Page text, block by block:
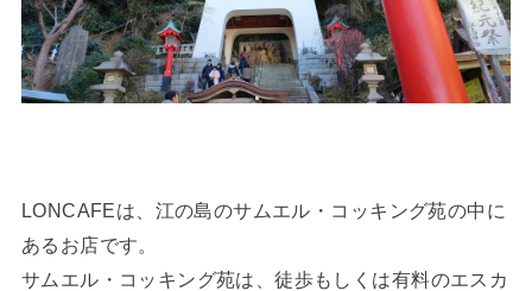
LONCAFEは、江の島のサムエル・コッキング苑の中に
あるお店です。
サムエル・コッキング苑は、徒歩もしくは有料のエスカ